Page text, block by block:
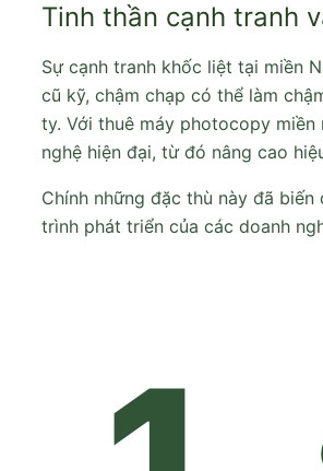
Tinh thần cạnh tranh
Sự cạnh tranh khốc liệt tại miền
cũ kỹ, chậm chạp có thể làm
ty. Với thuê máy photocopy
nghệ hiện đại, từ đó nâng cao
Chính những đặc thù này đã
trình phát triển của các doanh